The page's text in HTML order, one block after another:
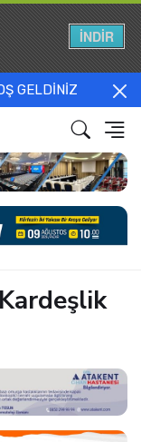
GELDİNİZ
İNDİR